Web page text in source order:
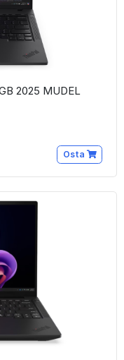
2025 MUDEL
Osta